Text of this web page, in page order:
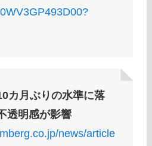
カ月ぶりの水準に落
透明感が影響
news/article